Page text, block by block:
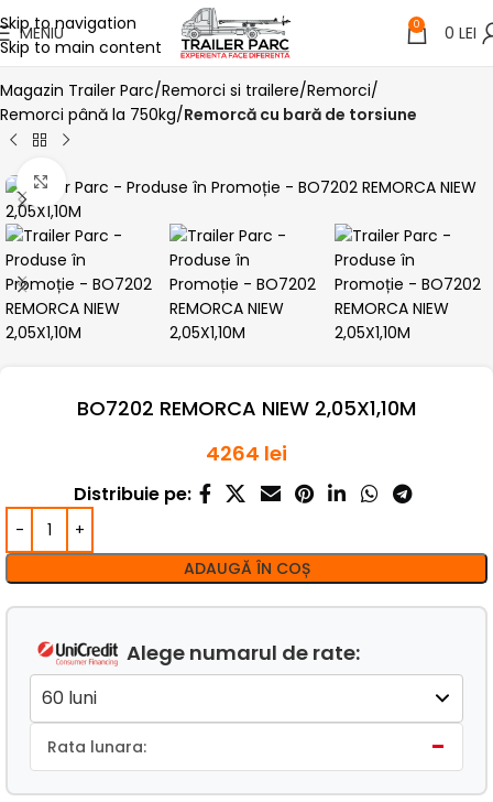
Skip to navigation
Skip to main content
MENIU 0 0 LEI
Magazin Trailer Parc Remorci si trailere Remorci
Remorci până la 750kg Remorcă cu bară de torsiune
Click pentru a mari
BO7202 REMORCA NIEW 2,05X1,10M
4264 lei
Distribuie pe:
ADAUGĂ ÎN COȘ
Alege numarul de rate:
Rata lunara: -